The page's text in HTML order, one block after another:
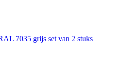
7035 grijs set van 2 stuks